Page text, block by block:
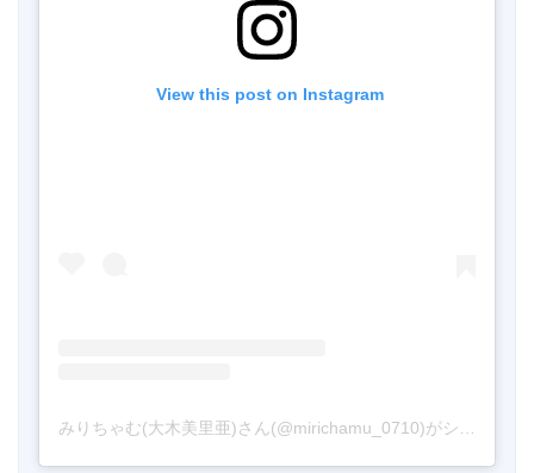
View this post on Instagram
みりちゃむ(大木美里亜)さん(@mirichamu_0710)がシェアした投稿